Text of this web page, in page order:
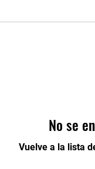
No se
Vuelve a la lista